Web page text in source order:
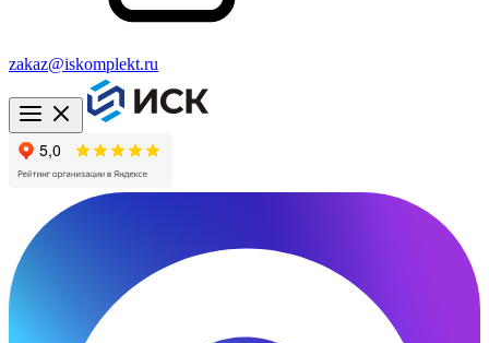
zakaz@iskomplekt.ru